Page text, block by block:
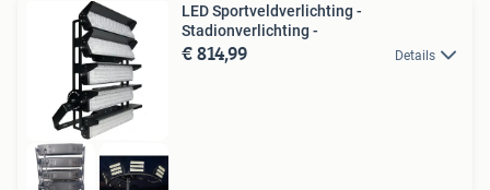
LED Sportveldverlichting -
Stadionverlichting -
€ 814,99 Details